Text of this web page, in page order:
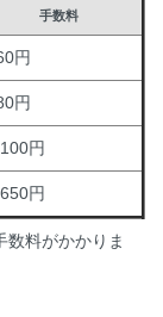
手数料
円
円
円
円
料がかかりま